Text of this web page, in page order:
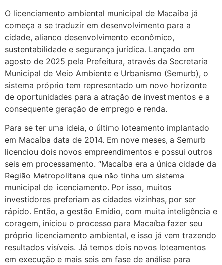
O licenciamento ambiental municipal de Macaíba já
começa a se traduzir em desenvolvimento para a
cidade, aliando desenvolvimento econômico,
sustentabilidade e segurança jurídica. Lançado em
agosto de 2025 pela Prefeitura, através da Secretaria
Municipal de Meio Ambiente e Urbanismo (Semurb), o
sistema próprio tem representado um novo horizonte
de oportunidades para a atração de investimentos e a
consequente geração de emprego e renda.
Para se ter uma ideia, o último loteamento implantado
em Macaíba data de 2014. Em nove meses, a Semurb
licenciou dois novos empreendimentos e possui outros
seis em processamento. “Macaíba era a única cidade da
Região Metropolitana que não tinha um sistema
municipal de licenciamento. Por isso, muitos
investidores preferiam as cidades vizinhas, por ser
rápido. Então, a gestão Emídio, com muita inteligência e
coragem, iniciou o processo para Macaíba fazer seu
próprio licenciamento ambiental, e isso já vem trazendo
resultados visíveis. Já temos dois novos loteamentos
em execução e mais seis em fase de análise para